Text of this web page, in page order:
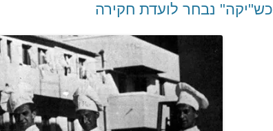
כש"יקה" נבחר לועדת חקירה